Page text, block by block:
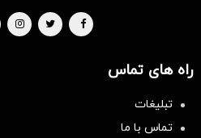
راه های تماس
تبلیغات
تماس با ما